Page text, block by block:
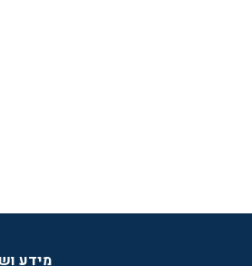
מידע